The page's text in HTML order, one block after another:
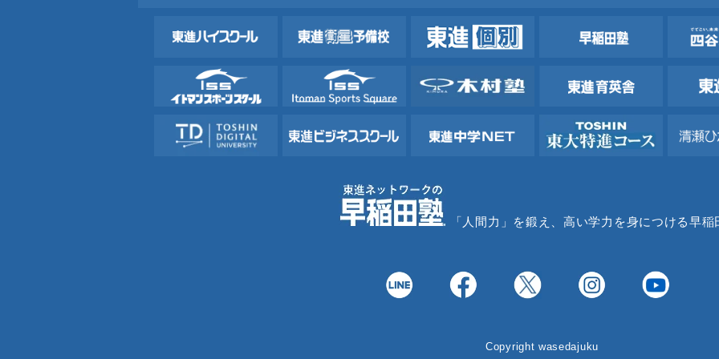
「人間力」を鍛え、高い学力を身につける早稲
Copyright wasedajuku